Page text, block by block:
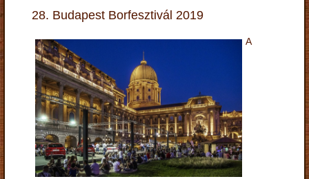
28. Budapest Borfesztivál 2019
A